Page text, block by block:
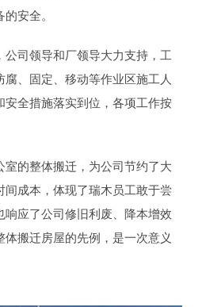
安全。
公司领导和厂领导大力支持，工
、固定、移动等作业区施工人
安全措施落实到位，各项工作按
室的整体搬迁，为公司节约了大
间成本，体现了瑞木员工敢于尝
响应了公司修旧利废、降本增效
搬迁房屋的先例，是一次意义